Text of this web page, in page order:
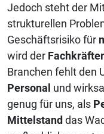
Jedoch steht der
strukturellen
Geschäftsrisikofür
wird der
Branchen fehlt den
Personal und
genug für uns, als
Mittelstanddas